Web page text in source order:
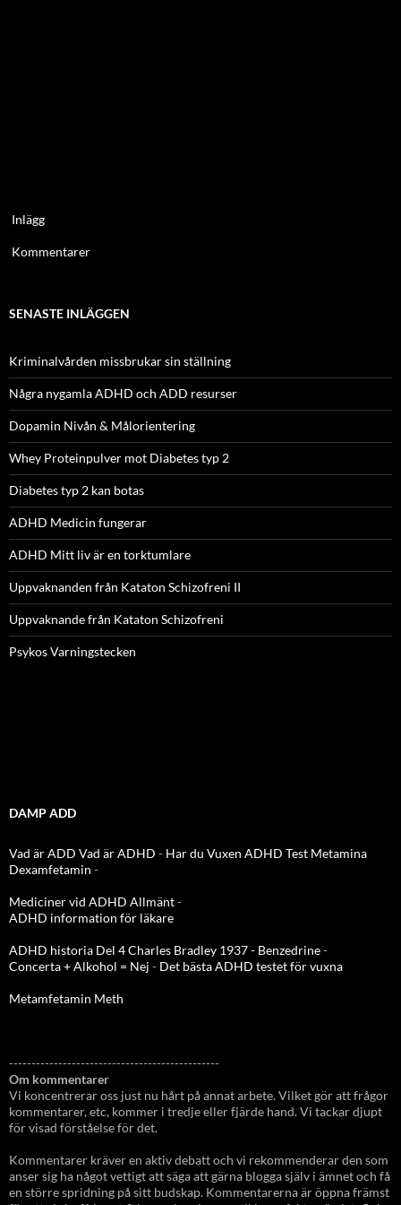
Inlägg
Kommentarer
SENASTE INLÄGGEN
Kriminalvården missbrukar sin ställning
Några nygamla ADHD och ADD resurser
Dopamin Nivån & Målorientering
Whey Proteinpulver mot Diabetes typ 2
Diabetes typ 2 kan botas
ADHD Medicin fungerar
ADHD Mitt liv är en torktumlare
Uppvaknanden från Kataton Schizofreni II
Uppvaknande från Kataton Schizofreni
Psykos Varningstecken
DAMP ADD
Vad är ADD Vad är ADHD - Har du Vuxen ADHD Test Metamina
Dexamfetamin -
Mediciner vid ADHD Allmänt-
ADHD information för läkare
ADHD historia Del 4 Charles Bradley 1937 - Benzedrine-
Concerta + Alkohol = Nej - Det bästa ADHD testet för vuxna
Metamfetamin Meth
-----------------------------------------------
Om kommentarer
Vi koncentrerar oss just nu hårt på annat arbete. Vilket gör att frågor
kommentarer, etc, kommer i tredje eller fjärde hand. Vi tackar djupt
för visad förståelse för det.
Kommentarer kräver en aktiv debatt och vi rekommenderar den som
anser sig ha något vettigt att säga att gärna blogga själv i ämnet och få
en större spridning på sitt budskap. Kommentarerna är öppna främst